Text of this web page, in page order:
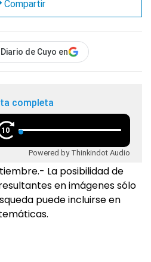
Compartir
de Cuyo en
completa
10
Powered by Thinkindot Audio
La posibilidad de
en imágenes sólo
puede incluirse en